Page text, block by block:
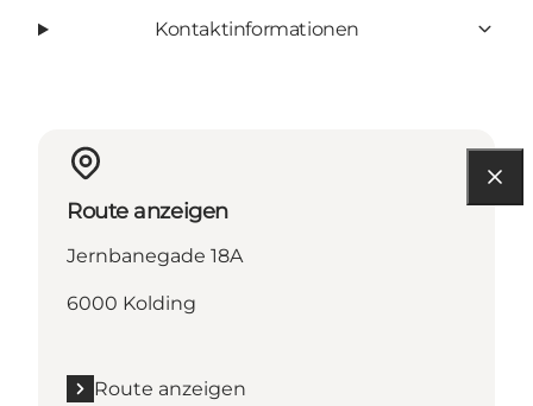
Kontaktinformationen
Route anzeigen
Jernbanegade 18A
6000 Kolding
Route anzeigen